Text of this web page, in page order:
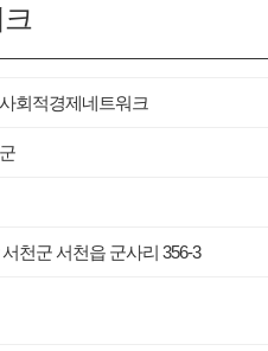
회적경제네트워크
천군 서천읍 군사리 356-3